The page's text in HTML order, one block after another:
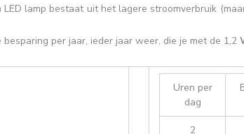
LED lamp bestaat uit het lagere stroomverbruik
per jaar, ieder jaar weer, die je met de 1,2
Uren per
dag
2